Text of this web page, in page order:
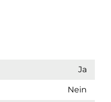
Ja
Nein